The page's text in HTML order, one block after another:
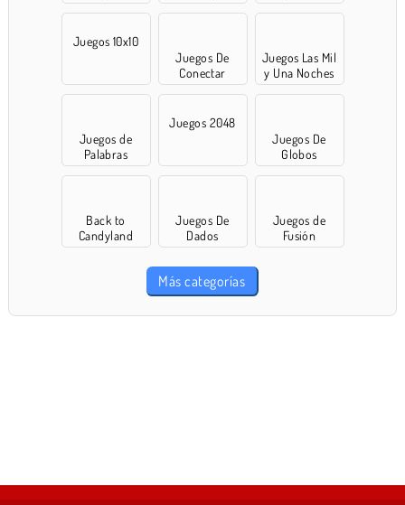
Juegos 10x10
Juegos De
Conectar
Juegos Las Mil
y Una Noches
Juegos de
Palabras
Juegos 2048
Juegos De
Globos
Back to
Candyland
Juegos De
Dados
Juegos de
Fusión
Más categorías